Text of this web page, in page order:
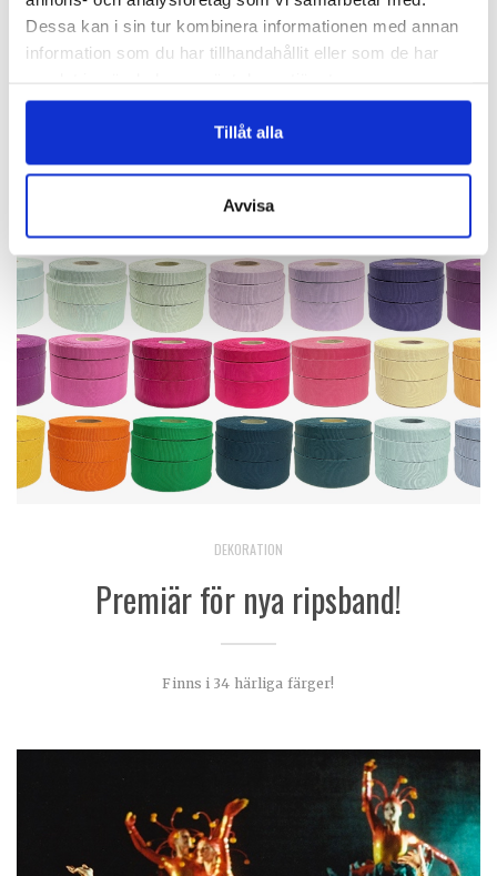
Dessa kan i sin tur kombinera informationen med annan
information som du har tillhandahållit eller som de har
Tillåt alla
Avvisa
Vackra Pioner!
DEKORATION
Premiär för nya ripsband!
Finns i 34 härliga färger!